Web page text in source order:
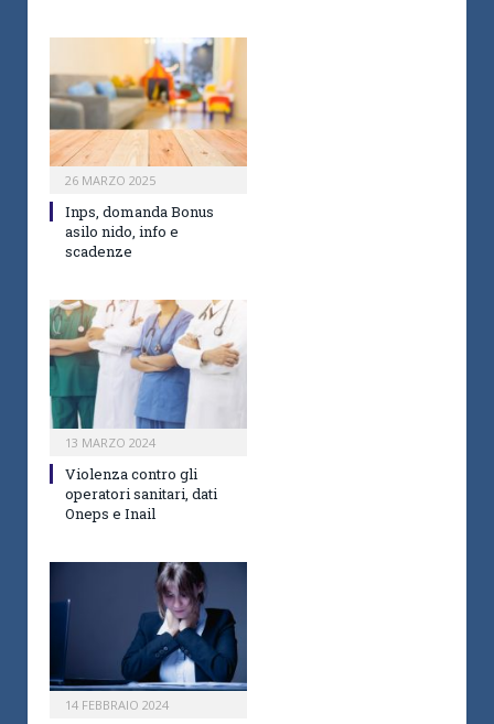
26 MARZO 2025
Inps, domanda Bonus
asilo nido, info e
scadenze
13 MARZO 2024
Violenza contro gli
operatori sanitari, dati
Oneps e Inail
14 FEBBRAIO 2024